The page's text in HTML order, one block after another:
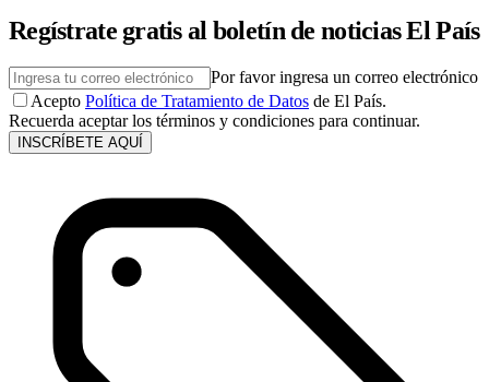
Regístrate gratis al boletín de noticias El País
Por favor ingresa un correo electrónico
Acepto Política de Tratamiento de Datos de El País.
Recuerda aceptar los términos y condiciones para continuar.
INSCRÍBETE AQUÍ